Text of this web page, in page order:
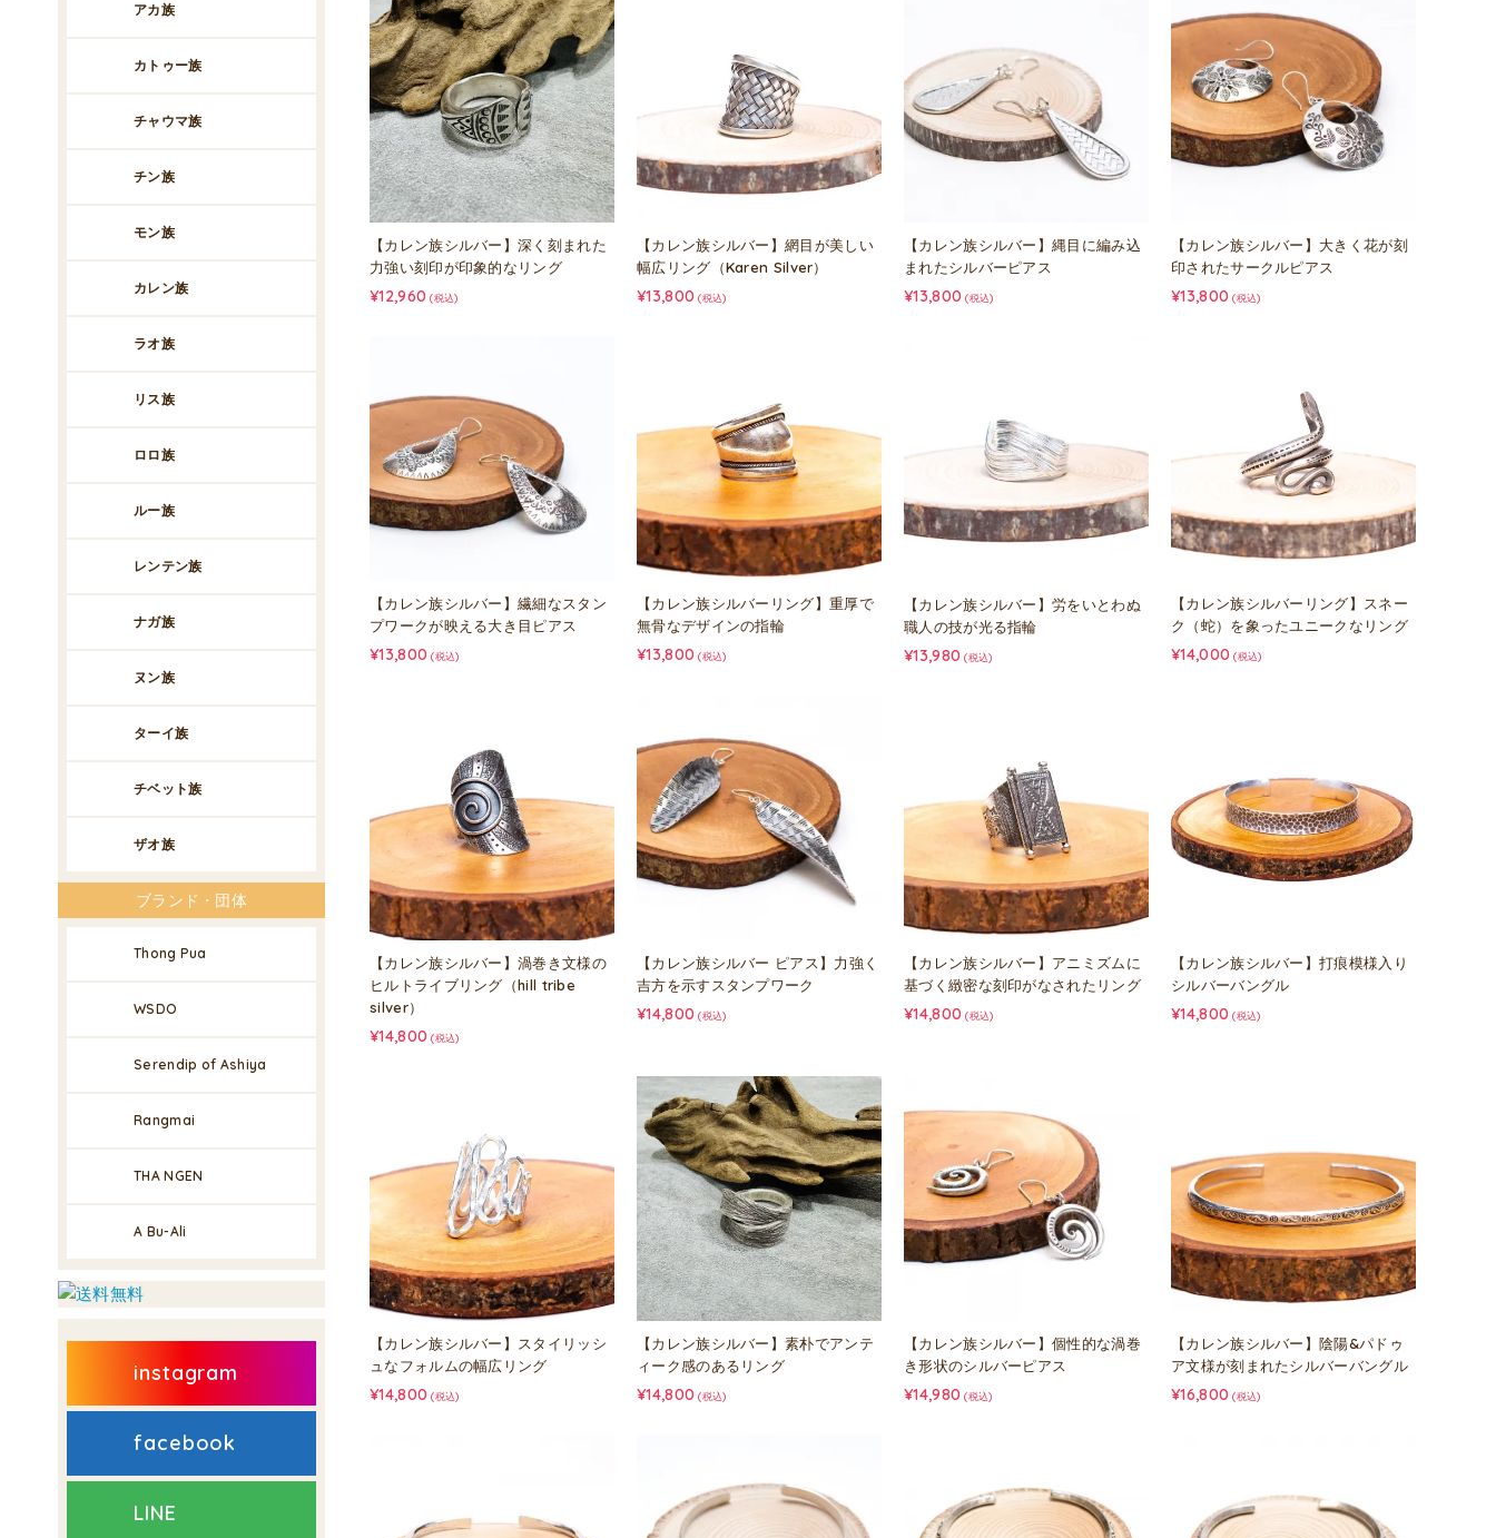
【カレン族シルバー】深く刻まれた
力強い刻印が印象的なリング
¥12,960 (税込)
【カレン族シルバー】網目が美しい
幅広リング（Karen Silver）
¥13,800 (税込)
【カレン族シルバー】縄目に編み込
まれたシルバーピアス
¥13,800 (税込)
【カレン族シルバー】大きく花が刻
印されたサークルピアス
¥13,800 (税込)
【カレン族シルバー】繊細なスタン
プワークが映える大き目ピアス
¥13,800 (税込)
【カレン族シルバーリング】重厚で
無骨なデザインの指輪
¥13,800 (税込)
【カレン族シルバー】労をいとわぬ
職人の技が光る指輪
¥13,980 (税込)
【カレン族シルバーリング】スネー
ク（蛇）を象ったユニークなリング
¥14,000 (税込)
【カレン族シルバー】渦巻き文様の
ヒルトライブリング（hill tribe
silver）
¥14,800 (税込)
【カレン族シルバー ピアス】力強く
吉方を示すスタンプワーク
¥14,800 (税込)
【カレン族シルバー】アニミズムに
基づく緻密な刻印がなされたリング
¥14,800 (税込)
【カレン族シルバー】打痕模様入り
シルバーバングル
¥14,800 (税込)
【カレン族シルバー】スタイリッシ
ュなフォルムの幅広リング
¥14,800 (税込)
【カレン族シルバー】素朴でアンテ
ィーク感のあるリング
¥14,800 (税込)
【カレン族シルバー】個性的な渦巻
き形状のシルバーピアス
¥14,980 (税込)
【カレン族シルバー】陰陽&パドゥ
ア文様が刻まれたシルバーバングル
¥16,800 (税込)
アカ族
カトゥー族
チャウマ族
チン族
モン族
カレン族
ラオ族
リス族
ロロ族
ルー族
レンテン族
ナガ族
ヌン族
ターイ族
チベット族
ザオ族
ブランド・団体
Thong Pua
WSDO
Serendip of Ashiya
Rangmai
THA NGEN
A Bu-Ali
instagram
facebook
LINE